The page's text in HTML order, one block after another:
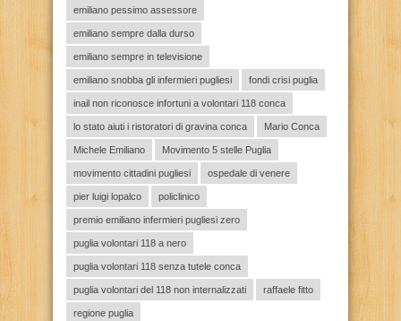
emiliano pessimo assessore
emiliano sempre dalla durso
emiliano sempre in televisione
emiliano snobba gli infermieri pugliesi fondi crisi puglia
inail non riconosce infortuni a volontari 118 conca
lo stato aiuti i ristoratori di gravina conca Mario Conca
Michele Emiliano Movimento 5 stelle Puglia
movimento cittadini pugliesi ospedale di venere
pier luigi lopalco policlinico
premio emiliano infermieri pugliesi zero
puglia volontari 118 a nero
puglia volontari 118 senza tutele conca
puglia volontari del 118 non internalizzati raffaele fitto
regione puglia